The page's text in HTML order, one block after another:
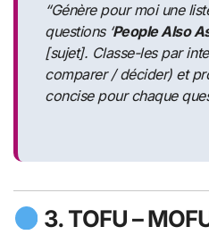
“Génère pour moi une
questions ‘People Also
[sujet]. Classe-les par
comparer / décider) et
concise pour chaque
3.TOFU –